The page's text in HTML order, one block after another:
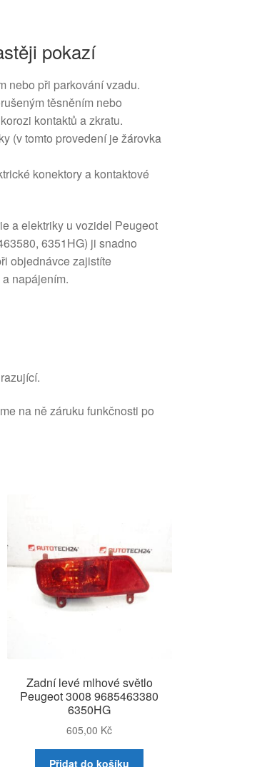
pokazí
nebo při parkování vzadu.
těsněním nebo
kontaktů a zkratu.
(v tomto provedení je žárovka
konektory a kontaktové
a elektriky u vozidel Peugeot
6351HG) ji snadno
objednávce zajistíte
napájením.
na ně záruku funkčnosti po
Zadní levé mlhové světlo
Peugeot 3008 9685463380
6350HG
605,00 Kč
Přidat do košíku